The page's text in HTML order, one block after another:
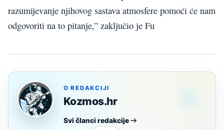
razumijevanje njihovog sastava atmosfere pomoći će nam
odgovoriti na to pitanje,” zaključio je Fu
O REDAKCIJI
Kozmos.hr
Svi članci redakcije